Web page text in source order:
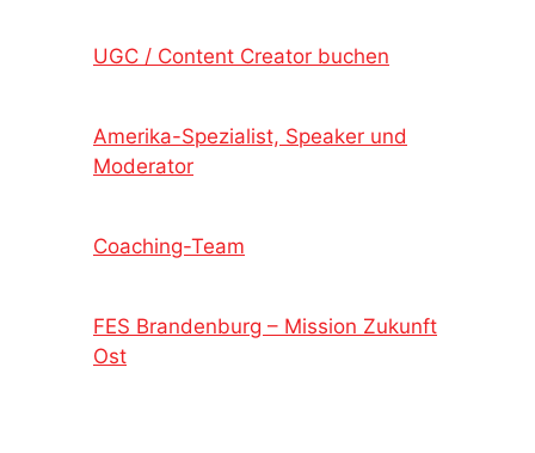
UGC / Content Creator buchen
Amerika-Spezialist, Speaker und
Moderator
Coaching-Team
FES Brandenburg – Mission Zukunft
Ost